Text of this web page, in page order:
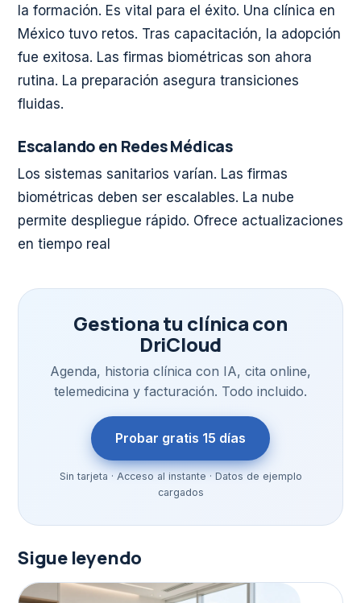
la formación. Es vital para el éxito. Una clínica en
México tuvo retos. Tras capacitación, la adopción
fue exitosa. Las firmas biométricas son ahora
rutina. La preparación asegura transiciones
fluidas.
Escalando en Redes Médicas
Los sistemas sanitarios varían. Las firmas
biométricas deben ser escalables. La nube
permite despliegue rápido. Ofrece actualizaciones
en tiempo real
Gestiona tu clínica con
DriCloud
Agenda, historia clínica con IA, cita online,
telemedicina y facturación. Todo incluido.
Probar gratis 15 días
Sin tarjeta · Acceso al instante · Datos de ejemplo
cargados
Sigue leyendo